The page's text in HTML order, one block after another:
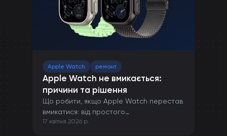
Apple Watch ремонт
Apple Watch не вмикається:
причини та рішення
Що робити, якщо Apple Watch перестав
вмикатися: від простого
перезавантаження до ремонту в сервісі.
17 квітня 2026 р.